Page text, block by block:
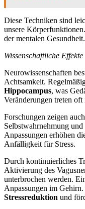
Diese Techniken sind
unsere
der mentalen Gesundheit.
Wissenschaftliche
Neurowissenschaften
Achtsamkeit.
Hippocampus, was
Veränderungen treten
Forschungen zeigen
Selbstwahrnehmung
Anpassungen erhöhen
Anfälligkeit für Stress.
Durch kontinuierliches
Aktivierung des
unterbrochen werden.
Anpassungen im
Stressreduktion und